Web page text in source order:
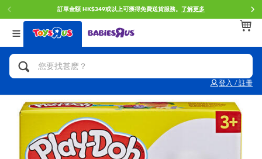
訂單金額 HK$349或以上可獲得免費送貨服務。 了解更多
登入 / 註冊
返回
分類目錄
人氣英雄,角色扮演,射擊玩具
單車,滑板車,騎乘車
拼砌組合及樂高LEGO
返回
品牌
Brunch Brother 早午餐兄弟
Toy Story反斗奇兵
Spider-Man蜘蛛俠
返回
年齢
0~2歳
3~4歳
5~7歳